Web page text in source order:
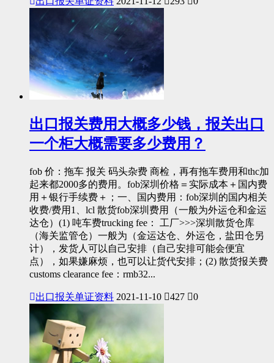
出口报关费用大概多少钱，报关出口
一个柜大概需要多少费用？
fob 价：拖车 报关 码头杂费 商检，再有拖车费用和thc加
起来都2000多的费用。fob深圳价格＝实际成本＋国内费
用＋银行手续费＋；一、国内费用：fob深圳的国内相关
收费/费用1、lcl 散货fob深圳费用（一般为外运仓和金运
达仓）(1) 吨车费trucking fee： 工厂>>>深圳散货仓库
（海关监管仓）一般为（金运达仓、外运仓，盐田仓另
计），发货人可以自己安排（自己安排可能会便宜
点），如果嫌麻烦，也可以让货代安排；(2) 散货报关费
customs clearance fee：rmb32...
出口报关单证资料 2021-11-10 427 0